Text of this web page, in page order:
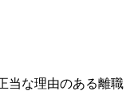
当な理由のある離職